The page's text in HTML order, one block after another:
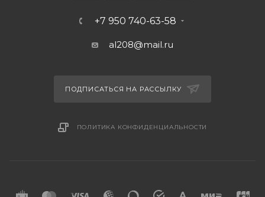
+7 950 740-63-58
al208@mail.ru
ПОДПИСАТЬСЯ НА РАССЫЛКУ
ПОЛИТИКА КОНФИДЕНЦИАЛЬНОСТИ